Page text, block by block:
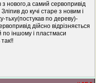
нового,а самий сервопривід
до кучі старе з новим і
тьху(постукав по дереву)-
дійсно відрізняється
по іншому і пластмаси